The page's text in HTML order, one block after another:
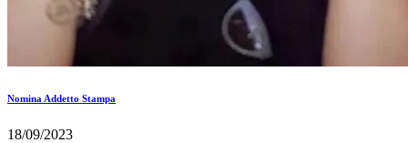
Nomina Addetto Stampa
18/09/2023